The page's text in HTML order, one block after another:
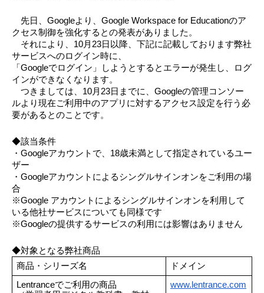
先日、Googleより、Google Workspace for Educationのア
クセス制御を強化するとの発表がありました。
それにより、10月23日以降、下記に記載しております弊社
サービスへのログイン時に、
「Googleでログイン」しようとするとエラーが発生し、ログ
インができなくなります。
つきましては、10月23日までに、Googleの管理コンソー
ルより現在ご利用中のアプリに対するアクセス設定を行う必
要があるとのことです。
◆該当条件
・Googleアカウントで、18歳未満として指定されているユー
ザー
・Googleアカウントによるシングルサインオンをご利用の場
合
※Google アカウントによるシングルサインオンを利用して
いる他社サービスについても同様です
※Googleの提供するサービスの利用には影響はありません
◆対象となる弊社商品
商品・シリーズ名
ドメイン
Lentranceでご利用の商品
www.lentrance.com